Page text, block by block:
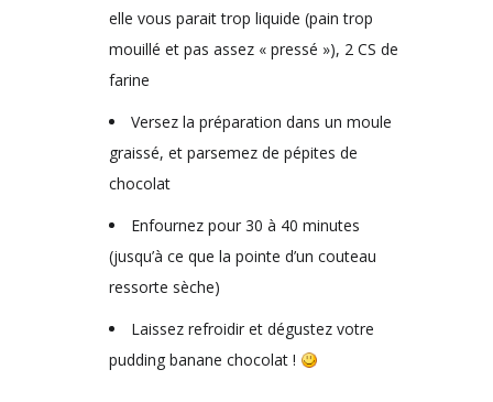
elle vous parait trop liquide (pain trop
mouillé et pas assez « pressé »), 2 CS de
farine
Versez la préparation dans un moule
graissé, et parsemez de pépites de
chocolat
Enfournez pour 30 à 40 minutes
(jusqu’à ce que la pointe d’un couteau
ressorte sèche)
Laissez refroidir et dégustez votre
pudding banane chocolat !